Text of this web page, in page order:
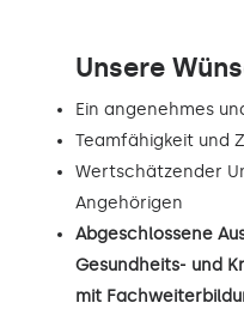
Unsere
Ein angenehmes
Teamfähigkeit und
Wertschätzender
Angehörigen
Abgeschlossene
Gesundheits- und
mit